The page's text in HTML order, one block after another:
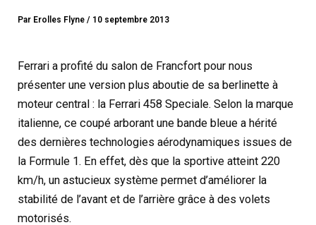
Par Erolles Flyne/ 10 septembre 2013
Ferrari a profité du salon de Francfort pour nous
présenter une version plus aboutie de sa berlinette à
moteur central : la Ferrari 458 Speciale. Selon la marque
italienne, ce coupé arborant une bande bleue a hérité
des dernières technologies aérodynamiques issues de
la Formule 1. En effet, dès que la sportive atteint 220
km/h, un astucieux système permet d’améliorer la
stabilité de l’avant et de l’arrière grâce à des volets
motorisés.